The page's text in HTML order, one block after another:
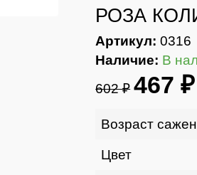
РОЗА
Артикул: 0316
Наличие: В
602 ₽ 467 ₽
Возраст
Цвет